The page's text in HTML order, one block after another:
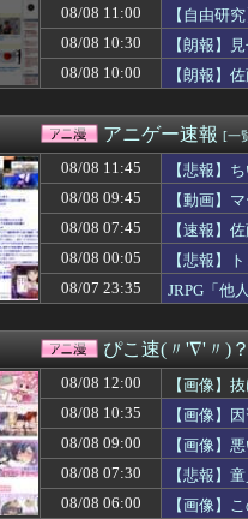
保健師「まずは社食で
AmazonのアツさMax！
【遊戯王OCG】ドミナ
【ウマ娘】トプロ飯、久
【グラブル】ドライブ
【プッチーのお引っ越
【保存版】火を使わな
【ラブライブ！】【悲
【動画】これはお見事
「今晩はパン1個で我慢
【FGO】絆16のメリッ
【まどドラ】IMAX上映
世界のケイスケ・ホン
ジャンプが最も売れた
【悲報】L東京喰種で過
【画像】抜けるヱロア
再婚したことを仕事関
【にじさんじ】七瀬、
暇やから近くの山に探検
トッモ「バイク買った
インフルエンサー、Xの
【画像】作り上げたデ
08/08 11:00
【自由研
08/08 10:30
【朗報】
08/08 10:00
【朗報】
アニゲー速報 [一
08/08 11:45
【悲報】
08/08 09:45
【動画】
08/08 07:45
【速報】
08/08 00:05
【悲報】
08/07 23:35
JRPG「他
ぴこ速(〃'∇'〃)？
08/08 12:00
【画像】
08/08 10:35
【画像】
08/08 09:00
【画像】
08/08 07:30
【悲報】
08/08 06:00
【画像】